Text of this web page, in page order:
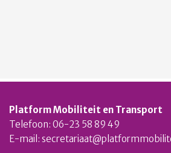
Platform Mobiliteit en Transport
Telefoon: 06-23 58 89 49
E-mail: